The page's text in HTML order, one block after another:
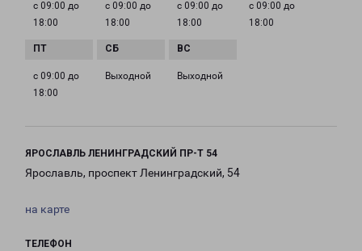
с 09:00 до
18:00
с 09:00 до
18:00
с 09:00 до
18:00
с 09:00 до
18:00
с 09:00 до
18:00
Выходной Выходной
ЯРОСЛАВЛЬ ЛЕНИНГРАДСКИЙ ПР-Т 54
Ярославль, проспект Ленинградский, 54
на карте
ТЕЛЕФОН